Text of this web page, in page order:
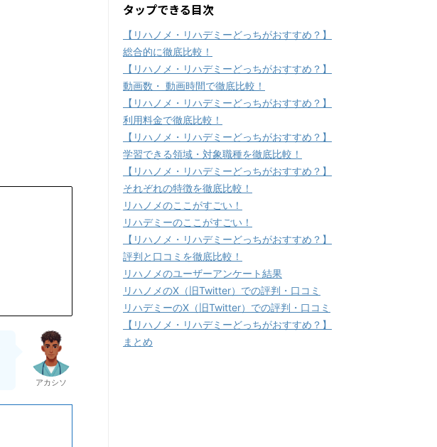
アカシソ
タップできる目次
【リハノメ・リハデミーどっちがおすすめ？】
総合的に徹底比較！
【リハノメ・リハデミーどっちがおすすめ？】
動画数・ 動画時間で徹底比較！
【リハノメ・リハデミーどっちがおすすめ？】
利用料金で徹底比較！
【リハノメ・リハデミーどっちがおすすめ？】
学習できる領域・対象職種を徹底比較！
【リハノメ・リハデミーどっちがおすすめ？】
それぞれの特徴を徹底比較！
リハノメのここがすごい！
リハデミーのここがすごい！
【リハノメ・リハデミーどっちがおすすめ？】
評判と口コミを徹底比較！
リハノメのユーザーアンケート結果
リハノメのX（旧Twitter）での評判・口コミ
リハデミーのX（旧Twitter）での評判・口コミ
【リハノメ・リハデミーどっちがおすすめ？】
まとめ